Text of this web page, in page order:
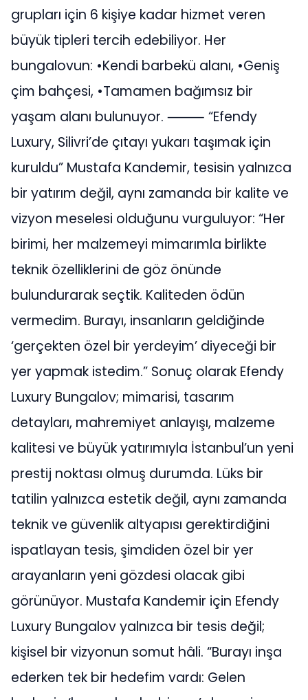
grupları için 6 kişiye kadar hizmet veren
büyük tipleri tercih edebiliyor. Her
bungalovun: •Kendi barbekü alanı, •Geniş
çim bahçesi, •Tamamen bağımsız bir
yaşam alanı bulunuyor. ⸻ “Efendy
Luxury, Silivri’de çıtayı yukarı taşımak için
kuruldu” Mustafa Kandemir, tesisin yalnızca
bir yatırım değil, aynı zamanda bir kalite ve
vizyon meselesi olduğunu vurguluyor: “Her
birimi, her malzemeyi mimarımla birlikte
teknik özelliklerini de göz önünde
bulundurarak seçtik. Kaliteden ödün
vermedim. Burayı, insanların geldiğinde
‘gerçekten özel bir yerdeyim’ diyeceği bir
yer yapmak istedim.” Sonuç olarak Efendy
Luxury Bungalov; mimarisi, tasarım
detayları, mahremiyet anlayışı, malzeme
kalitesi ve büyük yatırımıyla İstanbul’un yeni
prestij noktası olmuş durumda. Lüks bir
tatilin yalnızca estetik değil, aynı zamanda
teknik ve güvenlik altyapısı gerektirdiğini
ispatlayan tesis, şimdiden özel bir yer
arayanların yeni gözdesi olacak gibi
görünüyor. Mustafa Kandemir için Efendy
Luxury Bungalov yalnızca bir tesis değil;
kişisel bir vizyonun somut hâli. “Burayı inşa
ederken tek bir hedefim vardı: Gelen